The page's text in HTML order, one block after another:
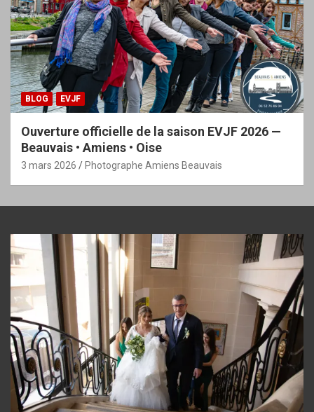
BLOG EVJF
Ouverture officielle de la saison EVJF 2026 —
Beauvais • Amiens • Oise
3 mars 2026 Photographe Amiens Beauvais